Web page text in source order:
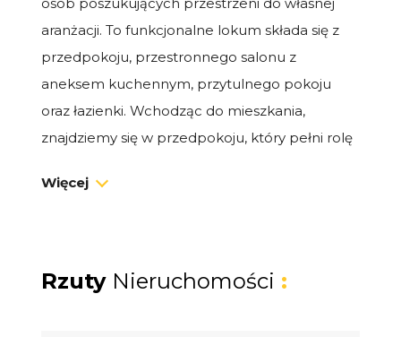
aranżacji. To funkcjonalne lokum składa się z
przedpokoju, przestronnego salonu z
aneksem kuchennym, przytulnego pokoju
oraz łazienki. Wchodząc do mieszkania,
znajdziemy się w przedpokoju, który pełni rolę
pomieszczeń. Salon z aneksem kuchennym to
układowi, przestrzeń staje się jasna i przyjemna,
sprzyjając wspólnym chwilom spędzonym z
Więcej
Rzuty Nieruchomości :